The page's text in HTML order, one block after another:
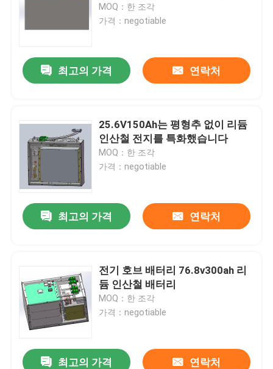
우리에 대하여
공장 여행
MOQ：한 조각
가격：negotiable
최고의 가격 연락처
25.6V150Ah는 평형추 없이 리듐
인산철 전지를 특화했습니다
MOQ：한 조각
가격：negotiable
최고의 가격 연락처
전기 호브 배터리 76.8v300ah 리
듐 인산철 배터리
MOQ：한 조각
가격：negotiable
최고의 가격 연락처